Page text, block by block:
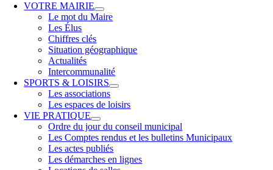
VOTRE MAIRIE
Le mot du Maire
Les Élus
Chiffres clés
Situation géographique
Actualités
Intercommunalité
SPORTS & LOISIRS
Les associations
Les espaces de loisirs
VIE PRATIQUE
Ordre du jour du conseil municipal
Les Comptes rendus et les bulletins Municipaux
Les actes publiés
Les démarches en lignes